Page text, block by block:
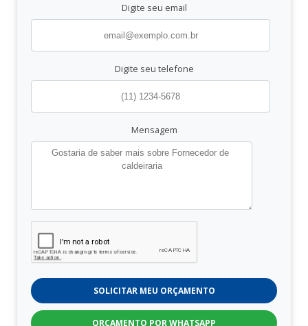
Digite seu email
Digite seu telefone
Mensagem
SOLICITAR MEU ORÇAMENTO
ORÇAMENTO POR WHATSAPP